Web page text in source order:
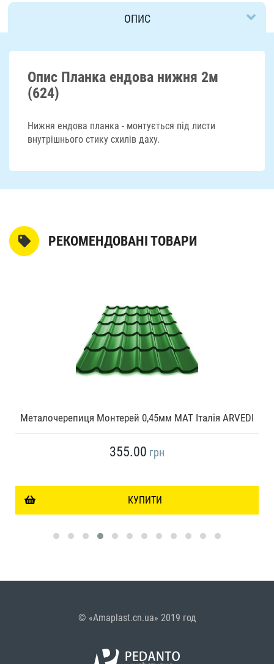
ОПИС
ДОСТАВКА
Опис Планка ендова нижня 2м
(624)
Нижня ендова планка - монтується під листи
внутрішнього стику схилів даху.
РЕКОМЕНДОВАНІ ТОВАРИ
Металочерепиця Монтерей 0,45мм МАТ Італія ARVEDI
355.00 грн
КУПИТИ
© «Amaplast.cn.ua» 2019 год